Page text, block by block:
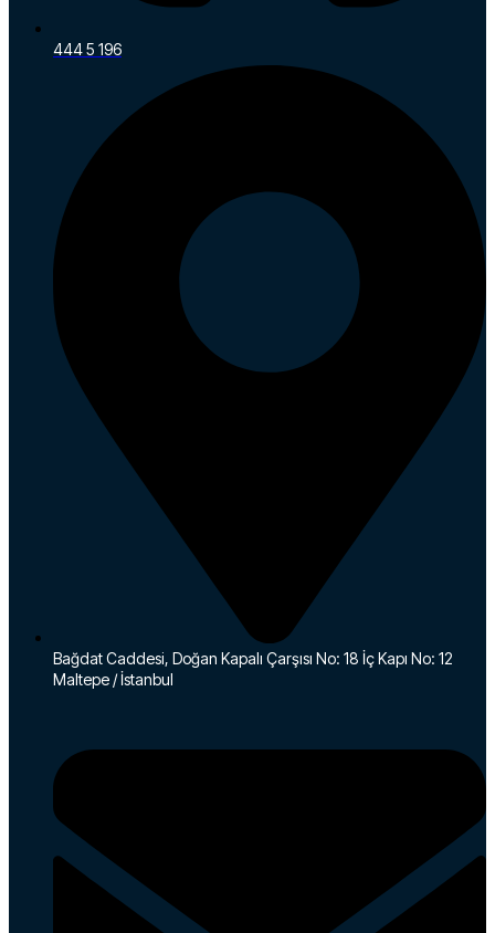
444 5 196
Bağdat Caddesi, Doğan Kapalı Çarşısı No: 18 İç Kapı No: 12
Maltepe / İstanbul